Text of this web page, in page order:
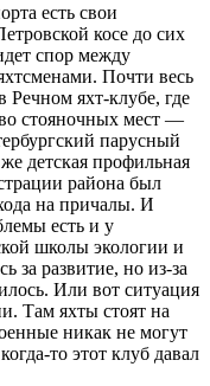
есть свои
косе до сих
спор между
Почти весь
Речном яхт-клубе, где
стояночных мест —
парусный
детская профильная
района был
на причалы. И
есть и у
школы экологии и
за развитие, но из-за
Или вот ситуация
Там яхты стоят на
никак не могут
то этот клуб давал